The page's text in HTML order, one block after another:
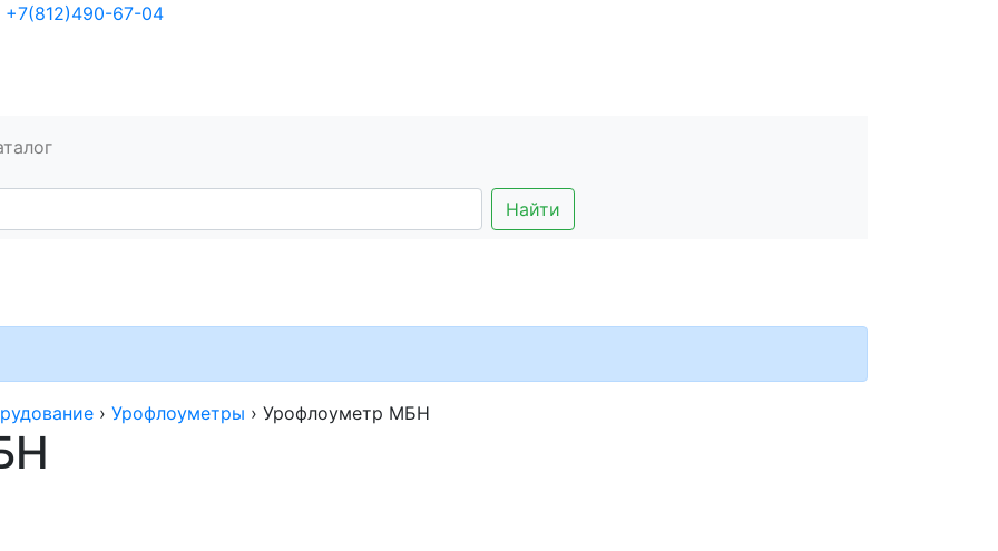
+7(812)490-67-04
Найти
› Урофлоуметры › Урофлоуметр МБН